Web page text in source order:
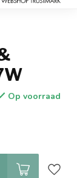
Op voorraad